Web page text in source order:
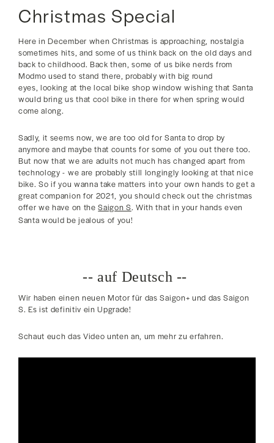
Christmas Special
Here in December when Christmas is approaching, nostalgia
sometimes hits, and some of us think back on the old days and
back to childhood. Back then, some of us bike nerds from
Modmo used to stand there, probably with big round
eyes, looking at the local bike shop window wishing that Santa
would bring us that cool bike in there for when spring would
come along.
Sadly, it seems now, we are too old for Santa to drop by
anymore and maybe that counts for some of you out there too.
But now that we are adults not much has changed apart from
technology - we are probably still longingly looking at that nice
bike. So if you wanna take matters into your own hands to get a
great companion for 2021, you should check out the christmas
offer we have on theSaigon S. With that in your hands even
Santa would be jealous of you!
-- auf Deutsch --
Wir haben einen neuen Motor für das Saigon+ und das Saigon
S. Es ist definitiv ein Upgrade!
Schaut euch das Video unten an, um mehr zu erfahren.